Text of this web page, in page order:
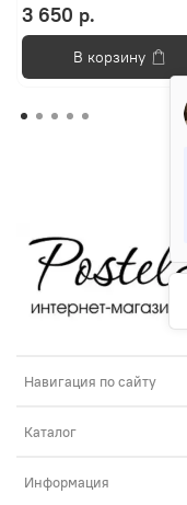
3 650 р.
В корзину
Навигация по сайту
Каталог
Информация